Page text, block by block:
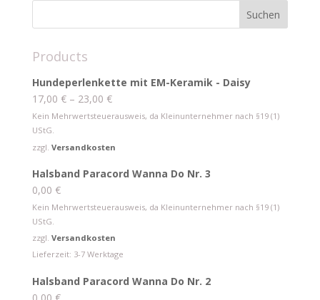
Products
Hundeperlenkette mit EM-Keramik - Daisy
17,00 €– 23,00 €
Kein Mehrwertsteuerausweis, da Kleinunternehmer nach §19 (1)
UStG.
zzgl. Versandkosten
Halsband Paracord Wanna Do Nr. 3
0,00 €
Kein Mehrwertsteuerausweis, da Kleinunternehmer nach §19 (1)
UStG.
zzgl. Versandkosten
Lieferzeit: 3-7 Werktage
Halsband Paracord Wanna Do Nr. 2
0,00 €